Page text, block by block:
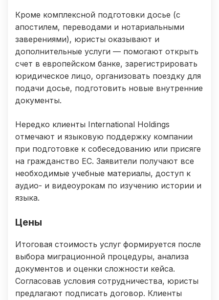
Кроме комплексной подготовки досье (с
апостилем, переводами и нотариальными
заверениями), юристы оказывают и
дополнительные услуги — помогают открыть
счет в европейском банке, зарегистрировать
юридическое лицо, организовать поездку для
подачи досье, подготовить новые внутренние
документы.
Нередко клиенты International Holdings
отмечают и языковую поддержку компании
при подготовке к собеседованию или присяге
на гражданство ЕС. Заявители получают все
необходимые учебные материалы, доступ к
аудио- и видеоурокам по изучению истории и
языка.
Цены
Итоговая стоимость услуг формируется после
выбора миграционной процедуры, анализа
документов и оценки сложности кейса.
Согласовав условия сотрудничества, юристы
предлагают подписать договор. Клиенты